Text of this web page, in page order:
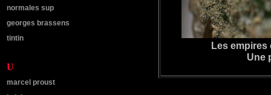
normales sup
georges brassens
tintin
U
marcel proust
Les
Une